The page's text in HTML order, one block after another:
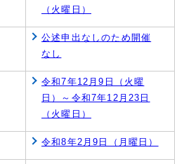
（火曜日）
公述申出なしのため開催
なし
令和7年12月9日（火曜
日）～令和7年12月23日
（火曜日）
令和8年2月9日（月曜日）